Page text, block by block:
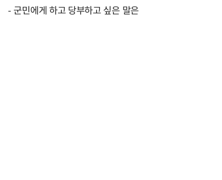
- 군민에게 하고 당부하고 싶은 말은